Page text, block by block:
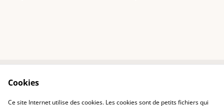
Politique de
Politique de cookies
Cookies
Ce site Internet utilise des cookies. Les cookies sont de petits fichiers qui